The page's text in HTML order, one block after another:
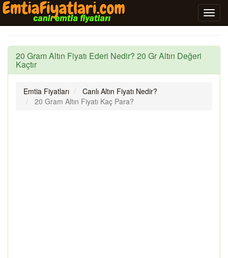
20 Gram Altın Fiyatı Ederi Nedir? 20 Gr Altın Değeri
Kaçtır
Emtia Fiyatları
Canlı Altın Fiyatı Nedir?
20 Gram Altın Fiyatı Kaç Para?